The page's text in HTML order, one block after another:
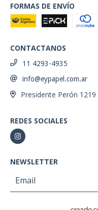
FORMAS DE ENVÍO
CONTACTANOS
11 4293-4935
info@eypapel.com.ar
Presidente Perón
REDES SOCIALES
NEWSLETTER